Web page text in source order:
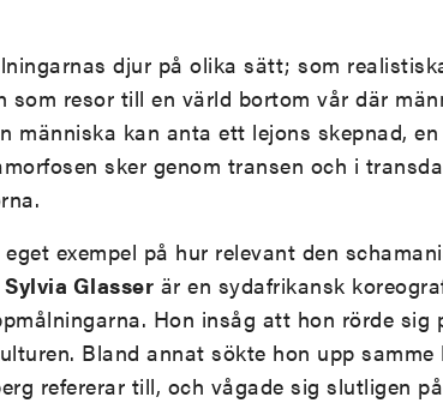
djur på olika sätt; som
som resor till en värld bortom vår där
människa kan anta ett lejons skepnad,
sker genom transen och i
exempel på hur relevant den
Sylvia Glasser är en sydafrikansk
Hon insåg att hon rörde sig
Bland annat sökte hon upp samme
refererar till, och vågade sig slutligen